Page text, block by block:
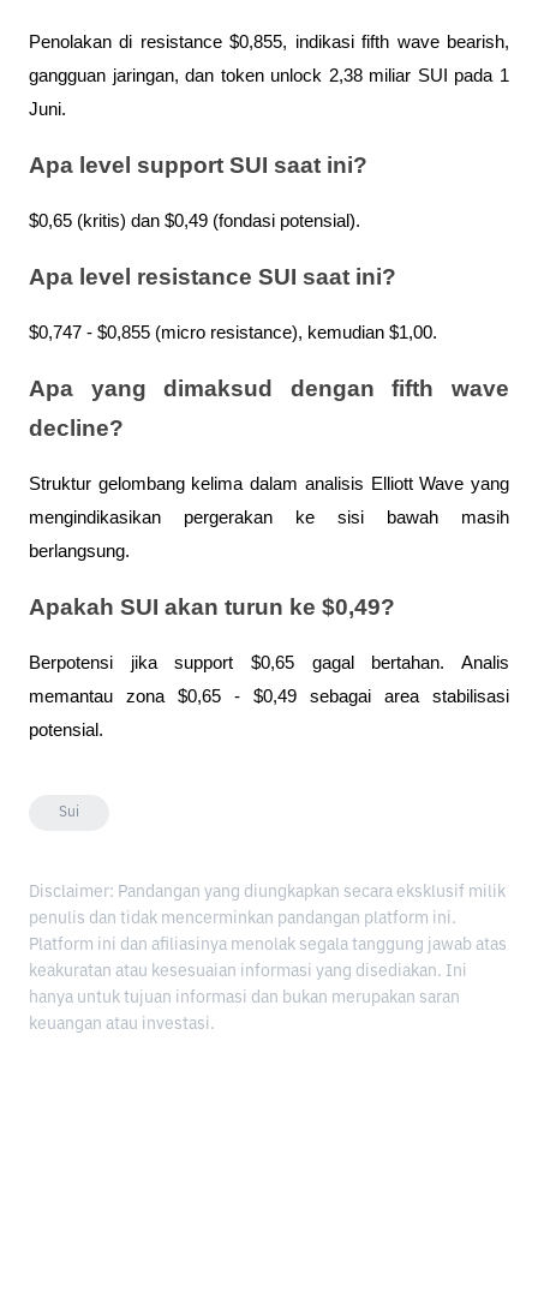
Penolakan di resistance $0,855, indikasi fifth wave bearish,
gangguan jaringan, dan token unlock 2,38 miliar SUI pada 1
Juni.
Apa level support SUI saat ini?
$0,65 (kritis) dan $0,49 (fondasi potensial).
Apa level resistance SUI saat ini?
$0,747 - $0,855 (micro resistance), kemudian $1,00.
Apa yang dimaksud dengan fifth wave
decline?
Struktur gelombang kelima dalam analisis Elliott Wave yang
mengindikasikan pergerakan ke sisi bawah masih
berlangsung.
Apakah SUI akan turun ke $0,49?
Berpotensi jika support $0,65 gagal bertahan. Analis
memantau zona $0,65 - $0,49 sebagai area stabilisasi
potensial.
Sui
Disclaimer: Pandangan yang diungkapkan secara eksklusif milik
penulis dan tidak mencerminkan pandangan platform ini.
Platform ini dan afiliasinya menolak segala tanggung jawab atas
keakuratan atau kesesuaian informasi yang disediakan. Ini
hanya untuk tujuan informasi dan bukan merupakan saran
keuangan atau investasi.